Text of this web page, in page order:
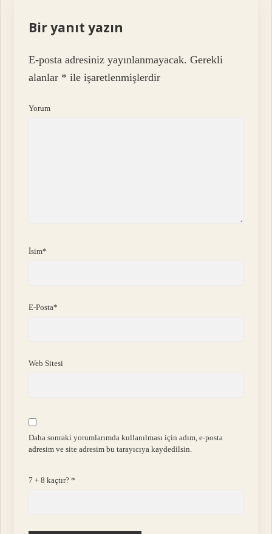
Bir yanıt yazın
E-posta adresiniz yayınlanmayacak. Gerekli
alanlar * ile işaretlenmişlerdir
Yorum
İsim*
E-Posta*
Web Sitesi
Daha sonraki yorumlarımda kullanılması için adım, e-posta
adresim ve site adresim bu tarayıcıya kaydedilsin.
7 + 8 kaçtır?*